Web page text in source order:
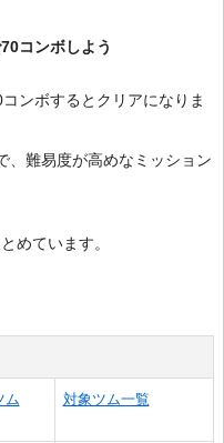
コンボしよう
ンボするとクリアになりま
、難易度が高めなミッション
めています。
ム 対象ツム一覧